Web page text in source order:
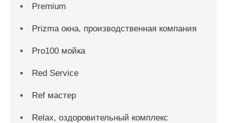
Premium
Prizma окна, производственная компания
Pro100 мойка
Red Service
Ref мастер
Relax, оздоровительный комплекс